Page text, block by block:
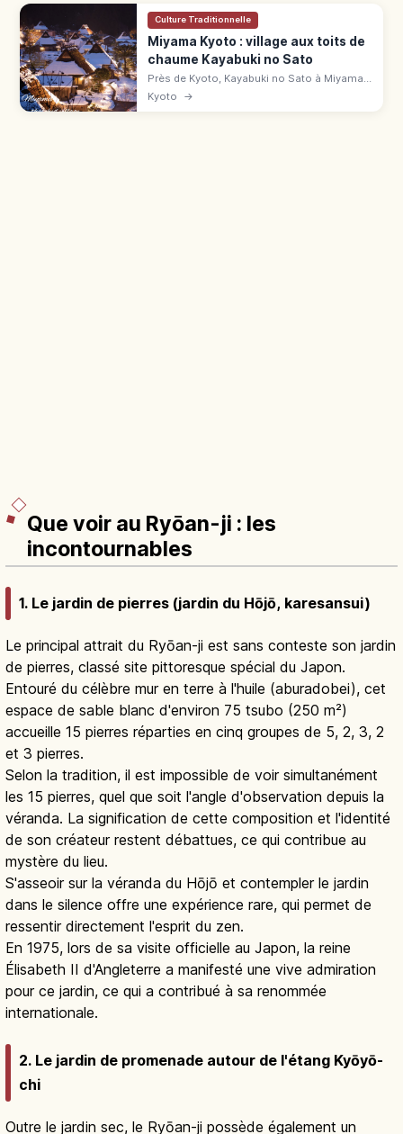
Culture Traditionnelle
Miyama Kyoto : village aux toits de
chaume Kayabuki no Sato
Près de Kyoto, Kayabuki no Sato à Miyama
compte 39 chaumières sur 50 maisons.
Musée, parking, accès en bus depuis
Kyoto →
Que voir au Ryōan-ji : les
incontournables
1. Le jardin de pierres (jardin du Hōjō, karesansui)
Le principal attrait du Ryōan-ji est sans conteste son jardin
de pierres, classé site pittoresque spécial du Japon.
Entouré du célèbre mur en terre à l'huile (aburadobei), cet
espace de sable blanc d'environ 75 tsubo (250 m²)
accueille 15 pierres réparties en cinq groupes de 5, 2, 3, 2
et 3 pierres.
Selon la tradition, il est impossible de voir simultanément
les 15 pierres, quel que soit l'angle d'observation depuis la
véranda. La signification de cette composition et l'identité
de son créateur restent débattues, ce qui contribue au
mystère du lieu.
S'asseoir sur la véranda du Hōjō et contempler le jardin
dans le silence offre une expérience rare, qui permet de
ressentir directement l'esprit du zen.
En 1975, lors de sa visite officielle au Japon, la reine
Élisabeth II d'Angleterre a manifesté une vive admiration
pour ce jardin, ce qui a contribué à sa renommée
internationale.
2. Le jardin de promenade autour de l'étang Kyōyō-
chi
Outre le jardin sec, le Ryōan-ji possède également un